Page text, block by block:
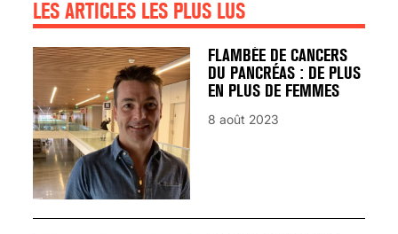
LES ARTICLES LES PLUS LUS
FLAMBÉE DE CANCERS
DU PANCRÉAS : DE PLUS
EN PLUS DE FEMMES
8 août 2023